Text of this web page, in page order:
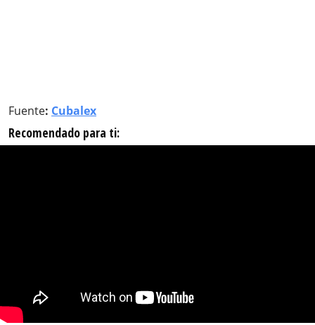
Fuente: Cubalex
Recomendado para ti: